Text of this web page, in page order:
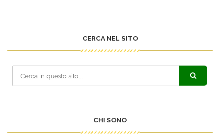
CERCA NEL SITO
CHI SONO